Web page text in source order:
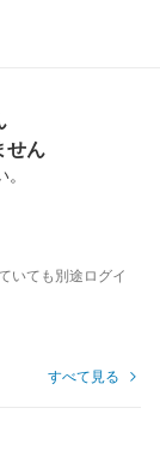
せん
いても別途ログイ
すべて見る